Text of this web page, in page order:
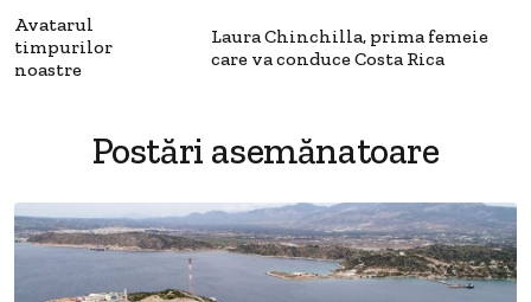
Avatarul
timpurilor
noastre
Laura Chinchilla, prima femeie
care va conduce Costa Rica
Postări asemănatoare